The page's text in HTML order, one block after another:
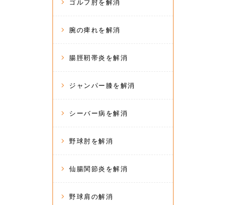
ゴルフ肘を解消
腕の痺れを解消
腸脛靭帯炎を解消
ジャンパー膝を解消
シーバー病を解消
野球肘を解消
仙腸関節炎を解消
野球肩の解消